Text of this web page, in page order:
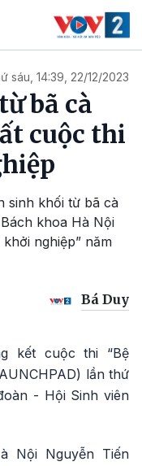
sáu, 14:39, 22/12/2023
bã cà
cuộc thi
sinh khối từ bã cà
khoa Hà Nội
nghiệp” năm
Bá Duy
kết cuộc thi “Bệ
lần thứ
- Hội Sinh viên
Nội Nguyễn Tiến